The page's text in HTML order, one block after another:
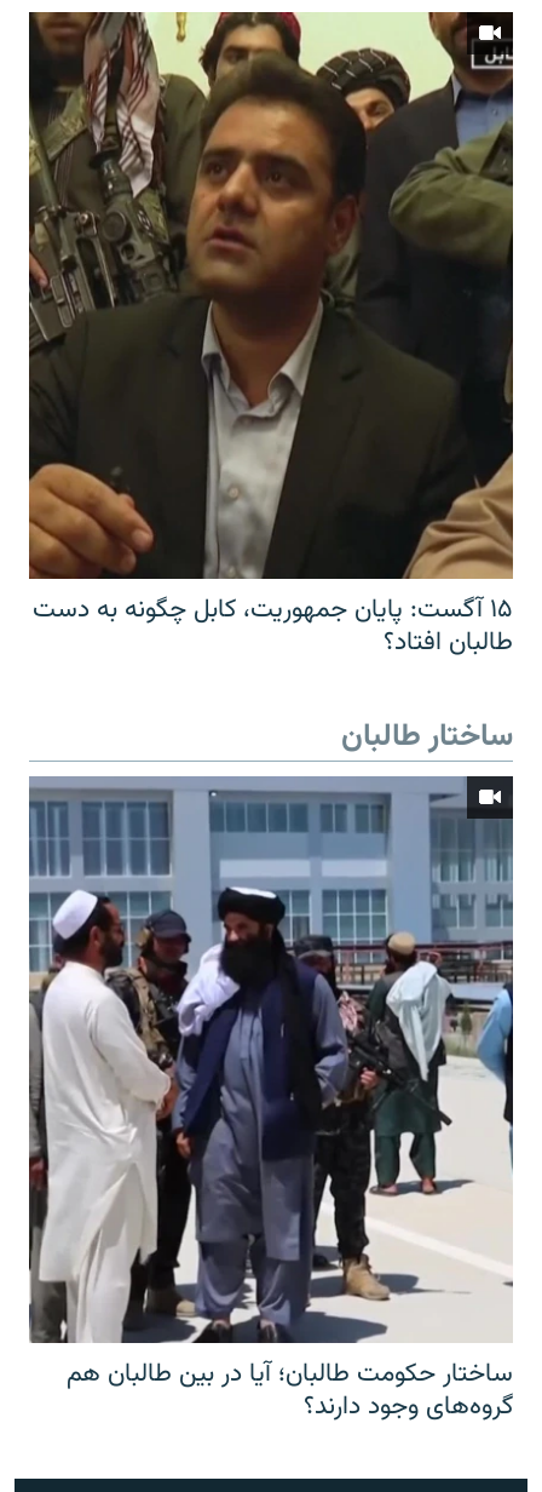
۱۵ آگست: پایان جمهوریت، کابل چگونه به دست
طالبان افتاد؟
ساختار طالبان
ساختار حکومت طالبان؛ آیا در بین طالبان هم
گروه‌های وجود دارند؟